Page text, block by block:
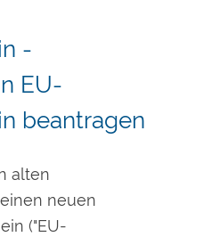
-
EU-
beantragen
alten
neuen
("EU-